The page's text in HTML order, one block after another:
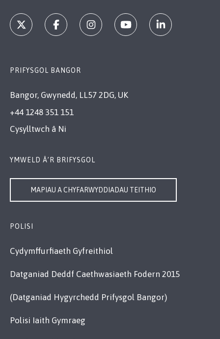
PRIFYSGOL BANGOR
Bangor, Gwynedd, LL57 2DG, UK
+44 1248 351 151
Cysylltwch â Ni
YMWELD Â’R BRIFYSGOL
MAPIAU A CHYFARWYDDIADAU TEITHIO
POLISI
Cydymffurfiaeth Gyfreithiol
Datganiad Deddf Caethwasiaeth Fodern 2015
(Datganiad Hygyrchedd Prifysgol Bangor)
Polisi Iaith Gymraeg